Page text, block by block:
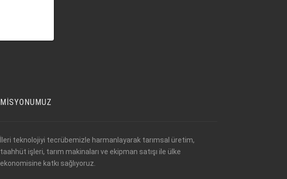
MISYONUMUZ
İleri teknolojiyi tecrübemizle harmanlayarak tarımsal üretim,
taahhüt işleri, tarım makinaları ve ekipman satışı ile ülke
ekonomisine katkı sağlıyoruz.